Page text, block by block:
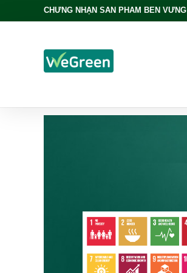
CHỨNG NHẬN SẢN PHẨM BỀN VỮNG